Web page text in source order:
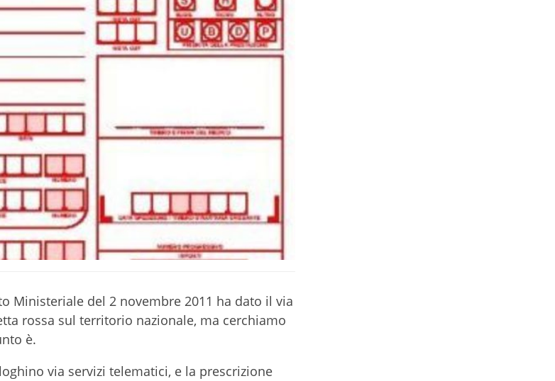
Ministeriale del 2 novembre 2011 ha dato il via
rossa sul territorio nazionale, ma cerchiamo
è.
via servizi telematici, e la prescrizione